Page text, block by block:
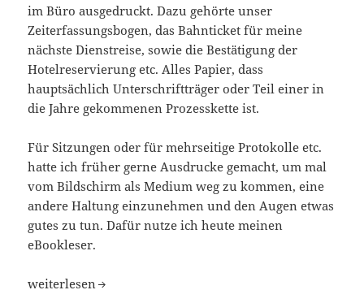
im Büro ausgedruckt. Dazu gehörte unser
Zeiterfassungsbogen, das Bahnticket für meine
nächste Dienstreise, sowie die Bestätigung der
Hotelreservierung etc. Alles Papier, dass
hauptsächlich Unterschriftträger oder Teil einer in
die Jahre gekommenen Prozesskette ist.
Für Sitzungen oder für mehrseitige Protokolle etc.
hatte ich früher gerne Ausdrucke gemacht, um mal
vom Bildschirm als Medium weg zu kommen, eine
andere Haltung einzunehmen und den Augen etwas
gutes zu tun. Dafür nutze ich heute meinen
eBookleser.
eBookleser statt Ausdrucke zum Lesen
weiterlesen